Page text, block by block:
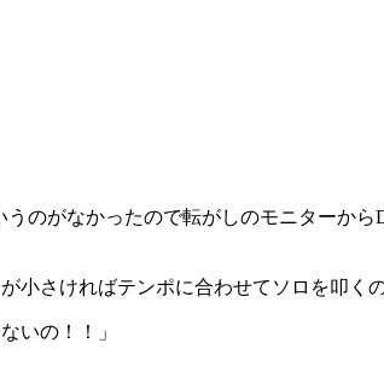
のがなかったので転がしのモニターか
小さければテンポに合わせてソロを叩く
いの！！」